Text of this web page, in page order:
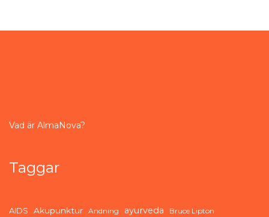
Vad är AlmaNova?
Taggar
AIDS Akupunktur Andning ayurveda Bruce Lipton